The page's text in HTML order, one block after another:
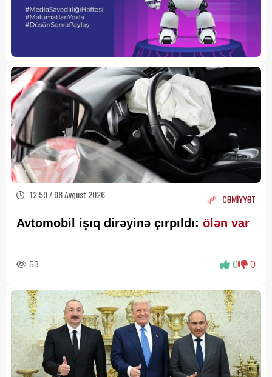
12:59 / 08 Avqust 2026 CƏMİYYƏT
Avtomobil işıq dirəyinə çırpıldı: ölən var
53 0 0